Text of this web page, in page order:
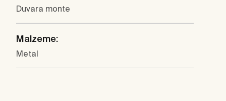
Duvara monte
Malzeme:
Metal